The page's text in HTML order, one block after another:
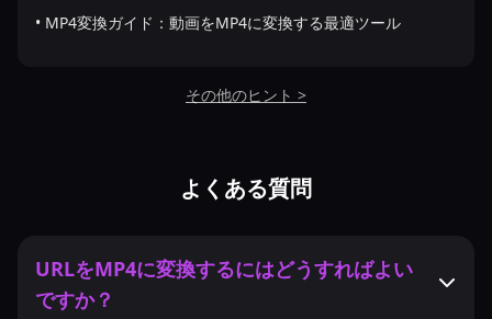
• MP4変換ガイド：動画をMP4に変換する最適ツール
その他のヒント >
よくある質問
URLをMP4に変換するにはどうすればよい
ですか？